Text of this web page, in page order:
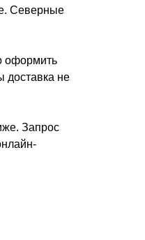
Северные
оформить
доставка не
Запрос